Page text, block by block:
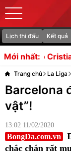
Lịch thi đấu Kết quả
Mới nhất:
Romero từ
Trang chủ La Liga
Barcelona
vật”!
13:02 11/02/2020
BongDa.com.vn
chắc chắn rất